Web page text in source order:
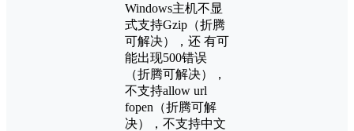
Windows主机不显
式支持Gzip（折腾
可解决），还 有可
能出现500错误
（折腾可解决），
不支持allow url
fopen（折腾可解
决），不支持中文